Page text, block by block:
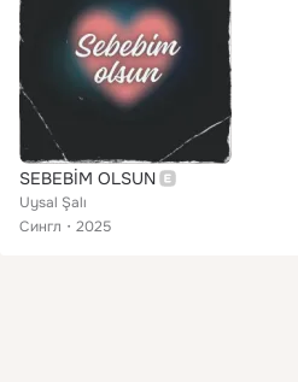
SEBEBİM OLSUN
Uysal Şalı
Сингл
2025